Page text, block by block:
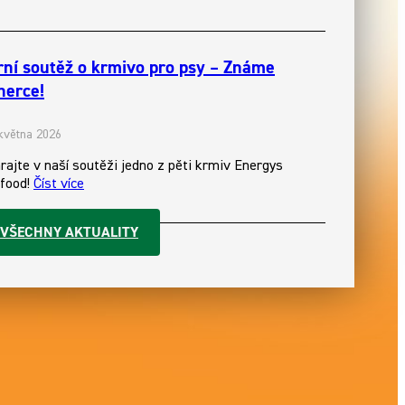
soutěž o krmivo pro psy – Známe
2026
v naší soutěži jedno z pěti krmiv Energys
Číst více
VŠECHNY AKTUALITY